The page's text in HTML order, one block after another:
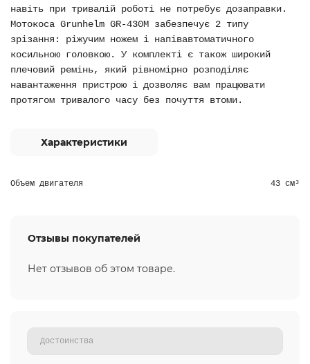
навіть при тривалій роботі не потребує дозаправки.
Мотокосa Grunhelm GR-430M забезпечує 2 типу
зрізання: ріжучим ножем і напівавтоматичного
косильною головкою. У комплекті є також широкий
плечовий ремінь, який рівномірно розподіляє
навантаження пристрою і дозволяє вам працювати
протягом тривалого часу без почуття втоми.
Характеристики
Объем двигателя 43 см³
Отзывы покупателей
Нет отзывов об этом товаре.